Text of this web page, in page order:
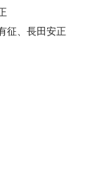
征、長田安正